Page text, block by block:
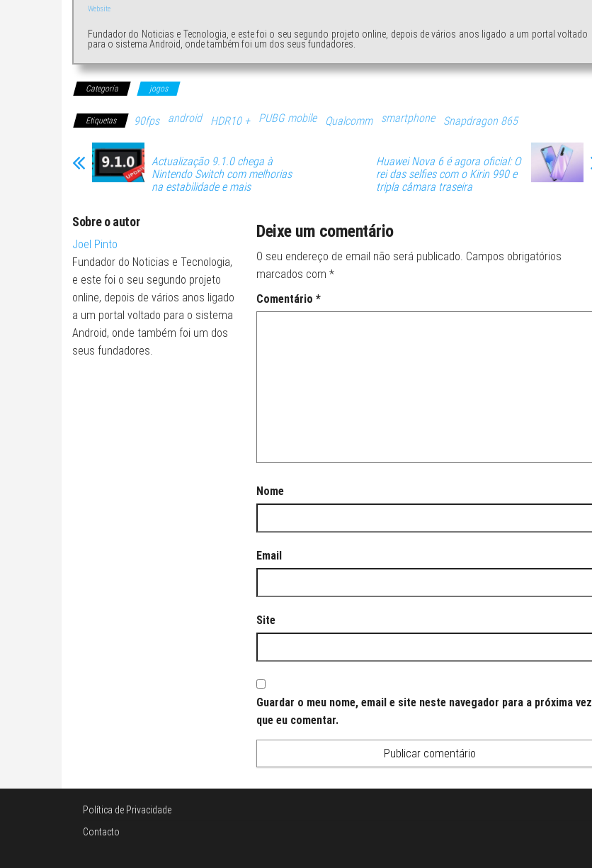
Website
Fundador do Noticias e Tecnologia, e este foi o seu segundo projeto online, depois de vários anos ligado a um portal voltado
para o sistema Android, onde também foi um dos seus fundadores.
Categoria jogos
Etiquetas 90fps android HDR10 + PUBG mobile Qualcomm smartphone Snapdragon 865
Actualização 9.1.0 chega à
Nintendo Switch com melhorias
na estabilidade e mais
Huawei Nova 6 é agora oficial: O
rei das selfies com o Kirin 990 e
tripla câmara traseira
Sobre o autor
Joel Pinto
Fundador do Noticias e Tecnologia,
e este foi o seu segundo projeto
online, depois de vários anos ligado
a um portal voltado para o sistema
Android, onde também foi um dos
seus fundadores.
Deixe um comentário
O seu endereço de email não será publicado. Campos obrigatórios
marcados com *
Comentário *
Nome
Email
Site
Guardar o meu nome, email e site neste navegador para a próxima vez
que eu comentar.
Política de Privacidade
Contacto